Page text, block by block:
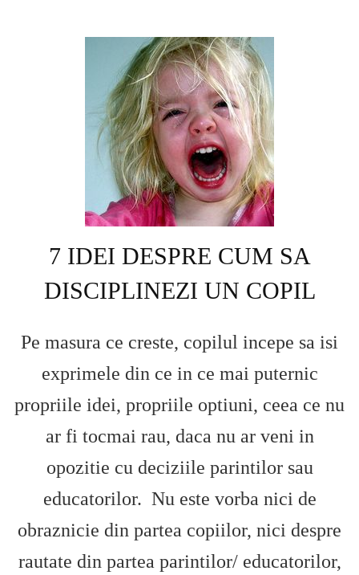
7 IDEI DESPRE CUM SA
DISCIPLINEZI UN COPIL
Pe masura ce creste, copilul incepe sa isi
exprimele din ce in ce mai puternic
propriile idei, propriile optiuni, ceea ce nu
ar fi tocmai rau, daca nu ar veni in
opozitie cu deciziile parintilor sau
educatorilor. Nu este vorba nici de
obraznicie din partea copiilor, nici despre
rautate din partea parintilor/ educatorilor,